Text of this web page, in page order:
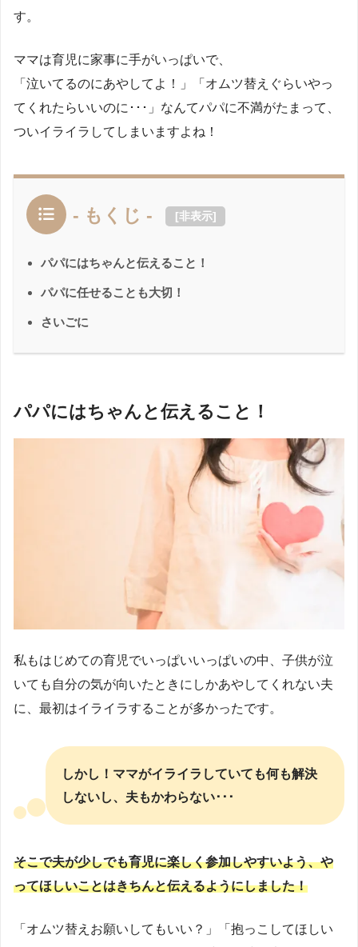
す。
ママは育児に家事に手がいっぱいで、
「泣いてるのにあやしてよ！」「オムツ替えぐらいやっ
てくれたらいいのに･･･」なんてパパに不満がたまって、
ついイライラしてしまいますよね！
- もくじ - [非表示]
パパにはちゃんと伝えること！
パパに任せることも大切！
さいごに
パパにはちゃんと伝えること！
私もはじめての育児でいっぱいいっぱいの中、子供が泣
いても自分の気が向いたときにしかあやしてくれない夫
に、最初はイライラすることが多かったです。
しかし！ ママがイライラしていても何も解決
しないし、夫もかわらない･･･
そこで夫が少しでも育児に楽しく参加しやすいよう、や
ってほしいことはきちんと伝えるようにしました！
「オムツ替えお願いしてもいい？」「抱っこしてほしい